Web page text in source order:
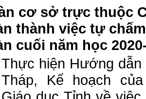
cơ sở trực thuộc
thành việc tự
cuối năm học
Thực hiện Hướng
Tháp, Kế hoạch